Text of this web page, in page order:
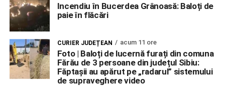
Incendiu în Bucerdea Grânoasă: Baloți de
paie în flăcări
CURIER JUDEȚEAN acum 11 ore
Foto | Baloți de lucernă furați din comuna
Fărău de 3 persoane din județul Sibiu:
Făptașii au apărut pe „radarul” sistemului
de supraveghere video